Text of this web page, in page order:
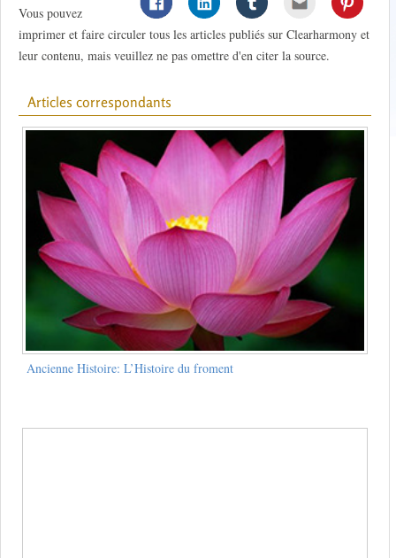
Vous pouvez
imprimer et faire circuler tous les articles publiés sur Clearharmony et
leur contenu, mais veuillez ne pas omettre d'en citer la source.
Articles correspondants
Ancienne Histoire: L’Histoire du froment